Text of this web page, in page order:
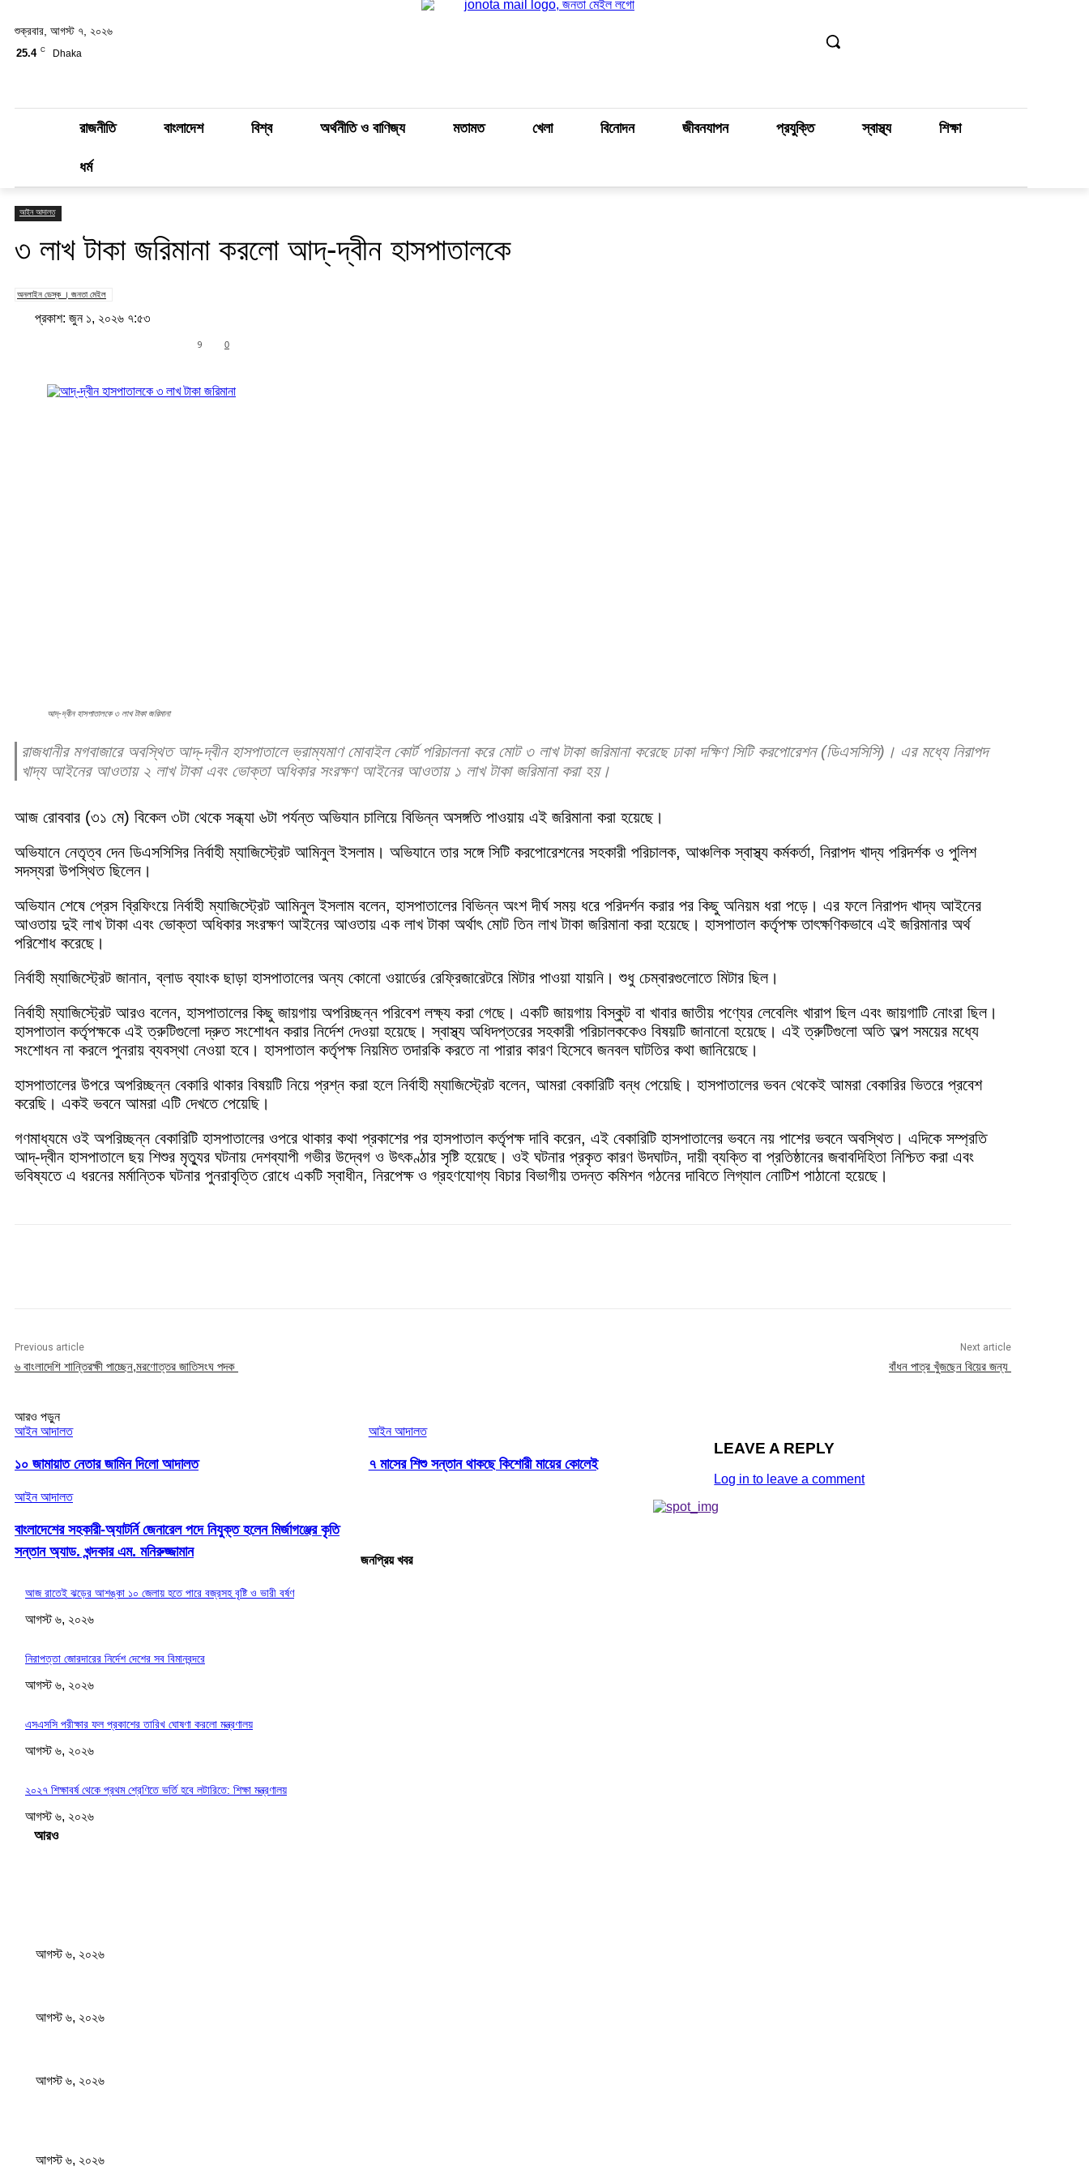
শুক্রবার, আগস্ট ৭, ২০২৬
25.4 C Dhaka
রাজনীতি বাংলাদেশ বিশ্ব অর্থনীতি ও বাণিজ্য মতামত খেলা বিনোদন জীবনযাপন প্রযুক্তি স্বাস্থ্য শিক্ষা
ধর্ম
আইন আদালত
৩ লাখ টাকা জরিমানা করলো আদ্-দ্বীন হাসপাতালকে
অনলাইন ডেস্ক । জনতা মেইল
প্রকাশ: জুন ১, ২০২৬ ৭:৫৩
0
9
আদ্-দ্বীন হাসপাতালকে ৩ লাখ টাকা জরিমানা
রাজধানীর মগবাজারে অবস্থিত আদ্-দ্বীন হাসপাতালে ভ্রাম্যমাণ মোবাইল কোর্ট পরিচালনা করে মোট ৩ লাখ টাকা জরিমানা করেছে ঢাকা দক্ষিণ সিটি করপোরেশন (ডিএসসিসি)। এর মধ্যে নিরাপদ
খাদ্য আইনের আওতায় ২ লাখ টাকা এবং ভোক্তা অধিকার সংরক্ষণ আইনের আওতায় ১ লাখ টাকা জরিমানা করা হয়।
আজ রোববার (৩১ মে) বিকেল ৩টা থেকে সন্ধ্যা ৬টা পর্যন্ত অভিযান চালিয়ে বিভিন্ন অসঙ্গতি পাওয়ায় এই জরিমানা করা হয়েছে।
অভিযানে নেতৃত্ব দেন ডিএসসিসির নির্বাহী ম্যাজিস্ট্রেট আমিনুল ইসলাম। অভিযানে তার সঙ্গে সিটি করপোরেশনের সহকারী পরিচালক, আঞ্চলিক স্বাস্থ্য কর্মকর্তা, নিরাপদ খাদ্য পরিদর্শক ও পুলিশ
সদস্যরা উপস্থিত ছিলেন।
অভিযান শেষে প্রেস ব্রিফিংয়ে নির্বাহী ম্যাজিস্ট্রেট আমিনুল ইসলাম বলেন, হাসপাতালের বিভিন্ন অংশ দীর্ঘ সময় ধরে পরিদর্শন করার পর কিছু অনিয়ম ধরা পড়ে। এর ফলে নিরাপদ খাদ্য আইনের
আওতায় দুই লাখ টাকা এবং ভোক্তা অধিকার সংরক্ষণ আইনের আওতায় এক লাখ টাকা অর্থাৎ মোট তিন লাখ টাকা জরিমানা করা হয়েছে। হাসপাতাল কর্তৃপক্ষ তাৎক্ষণিকভাবে এই জরিমানার অর্থ
পরিশোধ করেছে।
নির্বাহী ম্যাজিস্ট্রেট জানান, ব্লাড ব্যাংক ছাড়া হাসপাতালের অন্য কোনো ওয়ার্ডের রেফ্রিজারেটরে মিটার পাওয়া যায়নি। শুধু চেম্বারগুলোতে মিটার ছিল।
নির্বাহী ম্যাজিস্ট্রেট আরও বলেন, হাসপাতালের কিছু জায়গায় অপরিচ্ছন্ন পরিবেশ লক্ষ্য করা গেছে। একটি জায়গায় বিস্কুট বা খাবার জাতীয় পণ্যের লেবেলিং খারাপ ছিল এবং জায়গাটি নোংরা ছিল।
হাসপাতাল কর্তৃপক্ষকে এই ত্রুটিগুলো দ্রুত সংশোধন করার নির্দেশ দেওয়া হয়েছে। স্বাস্থ্য অধিদপ্তরের সহকারী পরিচালককেও বিষয়টি জানানো হয়েছে। এই ত্রুটিগুলো অতি অল্প সময়ের মধ্যে
সংশোধন না করলে পুনরায় ব্যবস্থা নেওয়া হবে। হাসপাতাল কর্তৃপক্ষ নিয়মিত তদারকি করতে না পারার কারণ হিসেবে জনবল ঘাটতির কথা জানিয়েছে।
হাসপাতালের উপরে অপরিচ্ছন্ন বেকারি থাকার বিষয়টি নিয়ে প্রশ্ন করা হলে নির্বাহী ম্যাজিস্ট্রেট বলেন, আমরা বেকারিটি বন্ধ পেয়েছি। হাসপাতালের ভবন থেকেই আমরা বেকারির ভিতরে প্রবেশ
করেছি। একই ভবনে আমরা এটি দেখতে পেয়েছি।
গণমাধ্যমে ওই অপরিচ্ছন্ন বেকারিটি হাসপাতালের ওপরে থাকার কথা প্রকাশের পর হাসপাতাল কর্তৃপক্ষ দাবি করেন, এই বেকারিটি হাসপাতালের ভবনে নয় পাশের ভবনে অবস্থিত। এদিকে সম্প্রতি
আদ্-দ্বীন হাসপাতালে ছয় শিশুর মৃত্যুর ঘটনায় দেশব্যাপী গভীর উদ্বেগ ও উৎকণ্ঠার সৃষ্টি হয়েছে। ওই ঘটনার প্রকৃত কারণ উদঘাটন, দায়ী ব্যক্তি বা প্রতিষ্ঠানের জবাবদিহিতা নিশ্চিত করা এবং
ভবিষ্যতে এ ধরনের মর্মান্তিক ঘটনার পুনরাবৃত্তি রোধে একটি স্বাধীন, নিরপেক্ষ ও গ্রহণযোগ্য বিচার বিভাগীয় তদন্ত কমিশন গঠনের দাবিতে লিগ্যাল নোটিশ পাঠানো হয়েছে।
Previous article
৬ বাংলাদেশি শান্তিরক্ষী পাচ্ছেন,মরণোত্তর জাতিসংঘ পদক
Next article
বাঁধন পাত্র খুঁজছেন বিয়ের জন্য
আরও পড়ুন
আইন আদালত
১০ জামায়াত নেতার জামিন দিলো আদালত
আইন আদালত
৭ মাসের শিশু সন্তান থাকছে কিশোরী মায়ের কোলেই
আইন আদালত
বাংলাদেশের সহকারী-অ্যাটর্নি জেনারেল পদে নিযুক্ত হলেন মির্জাগঞ্জের কৃতি
সন্তান অ্যাড. খন্দকার এম. মনিরুজ্জামান
LEAVE A REPLY
Log in to leave a comment
জনপ্রিয় খবর
আজ রাতেই ঝড়ের আশঙ্কা ১০ জেলায় হতে পারে বজ্রসহ বৃষ্টি ও ভারী বর্ষণ
আগস্ট ৬, ২০২৬
নিরাপত্তা জোরদারের নির্দেশ দেশের সব বিমানবন্দরে
আগস্ট ৬, ২০২৬
এসএসসি পরীক্ষার ফল প্রকাশের তারিখ ঘোষণা করলো মন্ত্রণালয়
আগস্ট ৬, ২০২৬
২০২৭ শিক্ষাবর্ষ থেকে প্রথম শ্রেণিতে ভর্তি হবে লটারিতে: শিক্ষা মন্ত্রণালয়
আগস্ট ৬, ২০২৬
Load more
আগস্ট ৬, ২০২৬
আগস্ট ৬, ২০২৬
আগস্ট ৬, ২০২৬
আগস্ট ৬, ২০২৬